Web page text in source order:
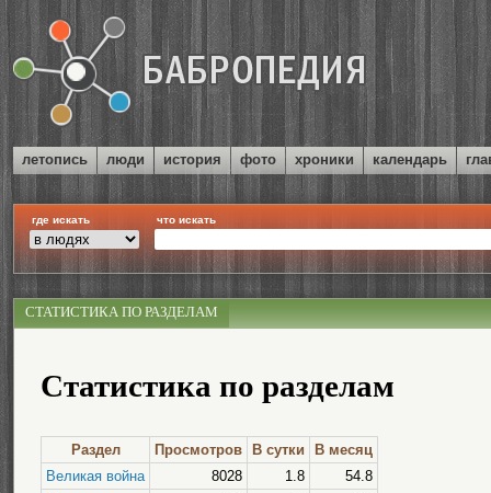
летопись люди история фото хроники календарь
где искать что искать
СТАТИСТИКА ПО РАЗДЕЛАМ
Статистика по разделам
Раздел Просмотров В сутки
В месяц
Великая война
8028 1.8
54.8